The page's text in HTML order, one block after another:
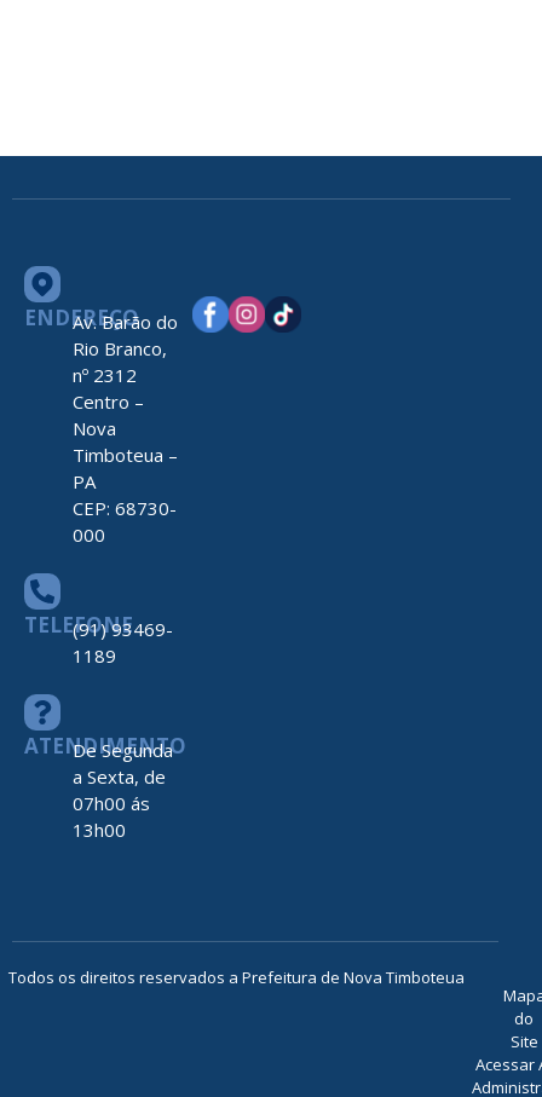
ENDEREÇO
Av. Barão do
Rio Branco,
nº 2312
Centro –
Nova
Timboteua –
PA
CEP: 68730-
000
TELEFONE
(91) 93469-
1189
ATENDIMENTO
De Segunda
a Sexta, de
07h00 ás
13h00
Todos os direitos reservados a Prefeitura de Nova Timboteua
do
Site
Acessar